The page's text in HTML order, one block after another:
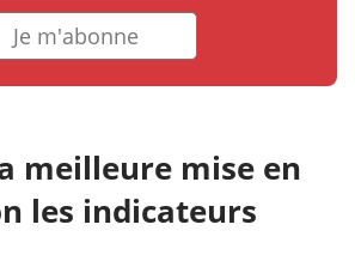
Je m'abonne
meilleure mise en
les indicateurs